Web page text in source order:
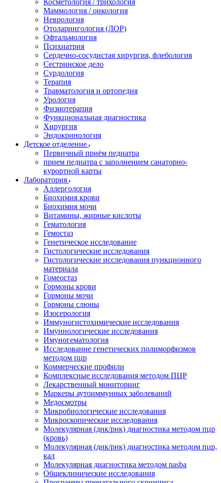
Косметология / трихология
Маммология / онкология
Неврология
Отоларингология (ЛОР)
Офтальмология
Психиатрия
Сердечно-сосудистая хирургия, флебология
Сестринское дело
Сурдология
Терапия
Травматология и ортопедия
Урология
Физиотерапия
Функциональная диагностика
Хирургия
Эндокринология
Детское отделение
Первичный приём педиатра
прием педиатра с заполнением санаторно-
курортной карты
Лаборатория
Аллергология
Биохимия крови
Биохимия мочи
Витамины, жирные кислоты
Гематология
Гемостаз
Генетическое исследование
Гистологические исследования
Гистологические исследования пункционного
материала
Гомеостаз
Гормоны крови
Гормоны мочи
Гормоны слюны
Изосерология
Иммуногистохимические исследования
Имуннологические исследования
Имуногематология
Исследование генетических полиморфизмов
методом пцр
Коммерческие профили
Комплексные исследования методом ПЦР
Лекарственный мониторинг
Маркеры аутоиммунных заболеваний
Медосмотры
Микробиологические исследования
Микроскопические исследования
Молекулярная (днк/рнк) диагностика методом пцр
(кровь)
Молекулярная (днк/рнк) диагностика методом пцр,
кал
Молекулярная диагностика методом nasba
Общеклинические исследования